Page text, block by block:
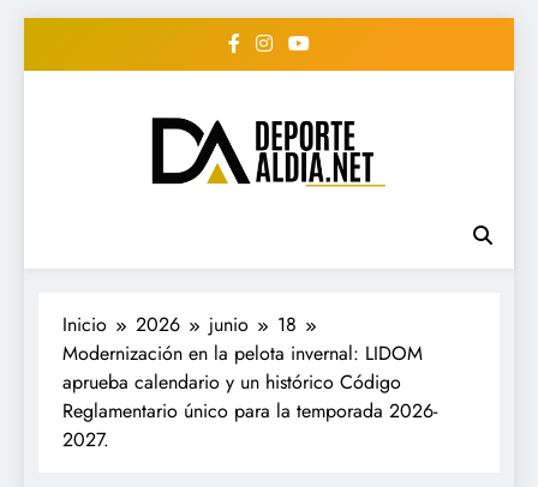
• DEPORTE AL DIA •
"Periodico Deportivo
Digital"
#deportealdiard #deportealdiaperiodico
Inicio 2026 junio
18
Modernización en la pelota invernal: LIDOM
aprueba calendario y un histórico Código
Reglamentario único para la temporada 2026-
2027.